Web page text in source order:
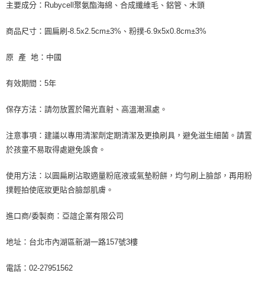
主要成分：Rubycell聚氨酯海綿、合成纖維毛、鋁管、木頭
商品尺寸：圓扁刷-8.5x2.5cm±3%、粉撲-6.9x5x0.8cm±3%
原 產 地：中國
有效期間：5年
保存方法：請勿放置於陽光直射、高溫潮濕處。
注意事項：建議以專用清潔劑定期清潔及更換刷具，避免滋生細菌。請置
於孩童不易取得處避免誤食。
使用方法：以圓扁刷沾取適量粉底液或氣墊粉餅，均勻刷上臉部，再用粉
撲輕拍使底妝更貼合臉部肌膚。
進口商/委製商：亞誼企業有限公司
地址：台北市內湖區新湖一路157號3樓
電話：02-27951562